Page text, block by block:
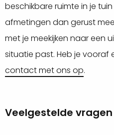
beschikbare ruimte in je
afmetingen dan gerust
met je meekijken naar een
situatie past. Heb je vooraf
contact met ons op.
Veelgestelde vragen